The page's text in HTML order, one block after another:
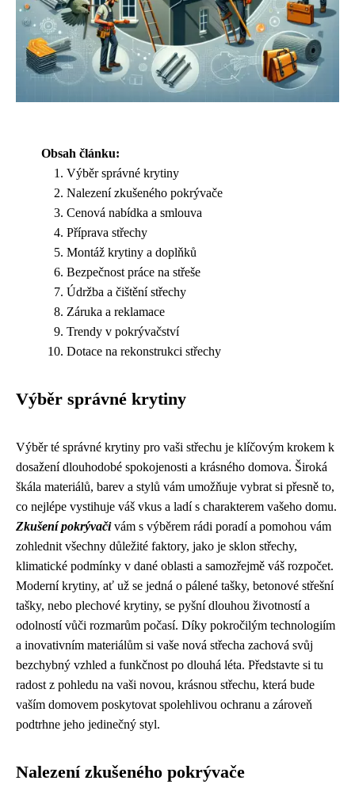
Obsah článku:
Výběr správné krytiny
Nalezení zkušeného pokrývače
Cenová nabídka a smlouva
Příprava střechy
Montáž krytiny a doplňků
Bezpečnost práce na střeše
Údržba a čištění střechy
Záruka a reklamace
Trendy v pokrývačství
Dotace na rekonstrukci střechy
Výběr správné krytiny
Výběr té správné krytiny pro vaši střechu je klíčovým krokem k
dosažení dlouhodobé spokojenosti a krásného domova. Široká
škála materiálů, barev a stylů vám umožňuje vybrat si přesně to,
co nejlépe vystihuje váš vkus a ladí s charakterem vašeho domu.
Zkušení pokrývačivám s výběrem rádi poradí a pomohou vám
zohlednit všechny důležité faktory, jako je sklon střechy,
klimatické podmínky v dané oblasti a samozřejmě váš rozpočet.
Moderní krytiny, ať už se jedná o pálené tašky, betonové střešní
tašky, nebo plechové krytiny, se pyšní dlouhou životností a
odolností vůči rozmarům počasí. Díky pokročilým technologiím
a inovativním materiálům si vaše nová střecha zachová svůj
bezchybný vzhled a funkčnost po dlouhá léta. Představte si tu
radost z pohledu na vaši novou, krásnou střechu, která bude
vaším domovem poskytovat spolehlivou ochranu a zároveň
podtrhne jeho jedinečný styl.
Nalezení zkušeného pokrývače